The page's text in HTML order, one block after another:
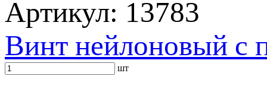
Артикул: 13783
Винт нейлоновый с
шт